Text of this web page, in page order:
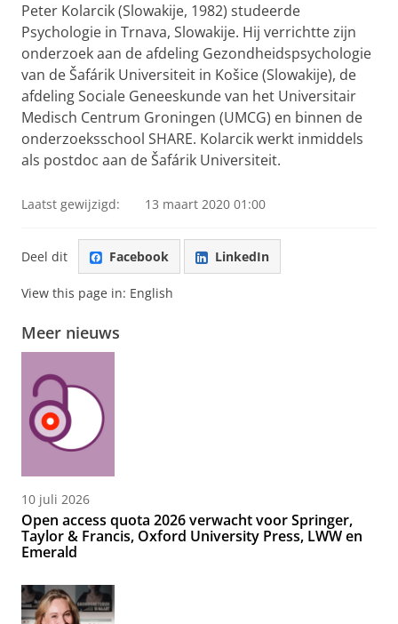
Peter Kolarcik (Slowakije, 1982) studeerde
Psychologie in Trnava, Slowakije. Hij verrichtte zijn
onderzoek aan de afdeling Gezondheidspsychologie
van de Šafárik Universiteit in Košice (Slowakije), de
afdeling Sociale Geneeskunde van het Universitair
Medisch Centrum Groningen (UMCG) en binnen de
onderzoeksschool SHARE. Kolarcik werkt inmiddels
als postdoc aan de Šafárik Universiteit.
Laatst gewijzigd: 13 maart 2020 01:00
Deel dit Facebook LinkedIn
View this page in: English
Meer nieuws
10 juli 2026
Open access quota 2026 verwacht voor Springer,
Taylor & Francis, Oxford University Press, LWW en
Emerald